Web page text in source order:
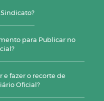
para Publicar no
e fazer o recorte de
Oficial?